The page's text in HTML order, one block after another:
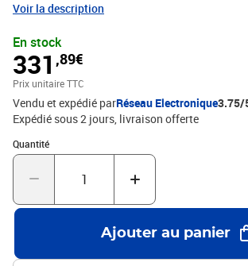
tout salon, dortoir ou bureau ! Le siège
conçu pour offrir un confort parfait. Le dossier
intermédiaire donne un bon soutien à la
inférieure. Le tube en acier chromé fournit une
Innovant dans la conception et intrigant dans le
ensemble de chaises cube est sûr de prendre
suivant ! La livraison comprend 2 chaises
blanches.Couleur : blancHauteur totale :
cmHauteur d'assis e: 43 à 55 cmSiège : 63 x 56
synthétique (72 % PVC, 18 % polyuréthane, 6 %
94%
Voir la description
En stock
331 ,89€
Prix unitaire TTC
Vendu et expédié parRéseau Electronique3.75/
Expédié sous 2 jours livraison offerte
Quantité
Quantité : 1
Ajouter au panier